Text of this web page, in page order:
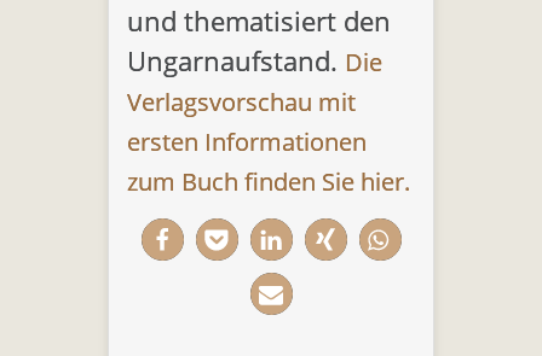
und thematisiert den
Ungarnaufstand. Die
Verlagsvorschau mit
ersten Informationen
zum Buch finden Sie hier.